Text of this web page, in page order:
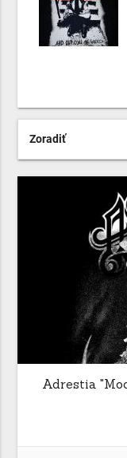
Zoradiť
Adrestia